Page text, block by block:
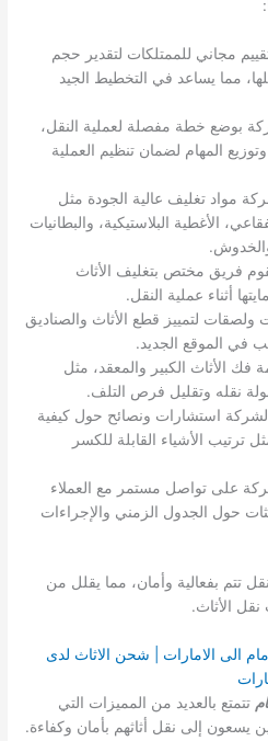
مجاني للممتلكات لتقدير حجم
مما يساعد في التخطيط الجيد
بوضع خطة مفصلة لعملية النقل،
المهام لضمان تنظيم العملية
مواد تغليف عالية الجودة مثل
الأغطية البلاستيكية، والبطانيات
فريق مختص بتغليف الأثاث
أثناء عملية النقل.
ولصقات لتمييز قطع الأثاث والصناديق
في الموقع الجديد.
الأثاث الكبير والمعقد، مثل
نقله وتقليل فرص التلف.
استشارات ونصائح حول كيفية
ترتيب الأشياء القابلة للكسر
على تواصل مستمر مع العملاء
حول الجدول الزمني والإجراءات
تتم بفعالية وأمان، مما يقلل من
الأثاث.
الى الامارات | شحن الاثاث لدى
تتمتع بالعديد من المميزات التي
يسعون إلى نقل أثاثهم بأمان وكفاءة.